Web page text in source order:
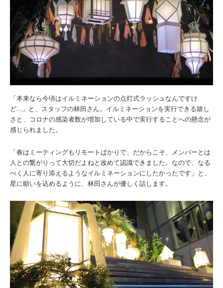
「本来なら今頃はイルミネーションの点灯式ラッシュなんですけ
ど…」と、スタッフの林田さん。イルミネーションを実行できる嬉し
さと、コロナの感染者数が増加している中で実行することへの懸念が
感じられました。
「春はミーティングもリモートばかりで、だからこそ、メンバーとは
人との繋がりって大切だよねと改めて認識できました。なので、なる
べく人に寄り添えるようなイルミネーションにしたかったです」と、
星に願いを込めるように、林田さんが優しく話します。